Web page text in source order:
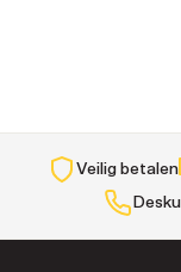
Veilig betalen